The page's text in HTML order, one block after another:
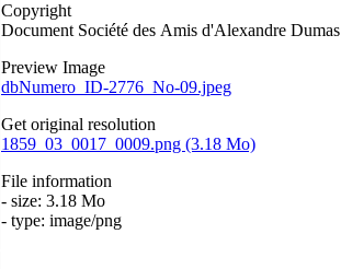
Copyright
Document Société des Amis d'Alexandre Dumas
Preview Image
dbNumero_ID-2776_No-09.jpeg
Get original resolution
1859_03_0017_0009.png (3.18 Mo)
File information
- size: 3.18 Mo
- type: image/png